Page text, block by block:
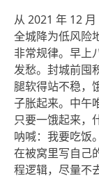
从 2021 年 12
全城降为低风险
非常规律。早上
发愁。封城前囤
腿软得站不稳，
子胀起来。中午
只要一饿起来，
呐喊：我要吃饭
在被窝里写自己
程逻辑，尽量不